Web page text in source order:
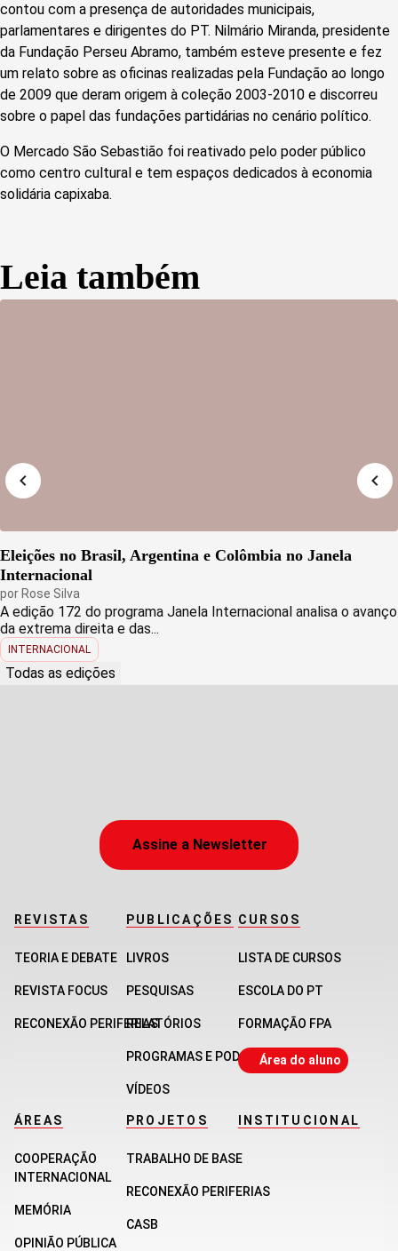
contou com a presença de autoridades municipais,
parlamentares e dirigentes do PT. Nilmário Miranda, presidente
da Fundação Perseu Abramo, também esteve presente e fez
um relato sobre as oficinas realizadas pela Fundação ao longo
de 2009 que deram origem à coleção 2003-2010 e discorreu
sobre o papel das fundações partidárias no cenário político.
O Mercado São Sebastião foi reativado pelo poder público
como centro cultural e tem espaços dedicados à economia
solidária capixaba.
Leia também
Eleições no Brasil, Argentina e Colômbia no Janela
Internacional
por Rose Silva
A edição 172 do programa Janela Internacional analisa o avanço
da extrema direita e das...
INTERNACIONAL
Todas as edições
Assine a Newsletter
REVISTAS
TEORIA E DEBATE
REVISTA FOCUS
RECONEXÃO PERIFERIAS
PUBLICAÇÕES
LIVROS
PESQUISAS
RELATÓRIOS
PROGRAMAS E PODCASTS
VÍDEOS
CURSOS
LISTA DE CURSOS
ESCOLA DO PT
FORMAÇÃO FPA
Área do aluno
ÁREAS
COOPERAÇÃO
INTERNACIONAL
MEMÓRIA
OPINIÃO PÚBLICA
PROJETOS
TRABALHO DE BASE
RECONEXÃO PERIFERIAS
CASB
INSTITUCIONAL